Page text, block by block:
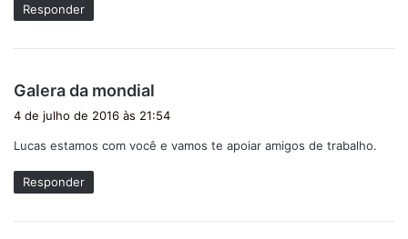
Responder
Galera da mondial
s
4 de julho de 2016 às 21:54
Lucas estamos com você e vamos te apoiar amigos de trabalho.
Responder